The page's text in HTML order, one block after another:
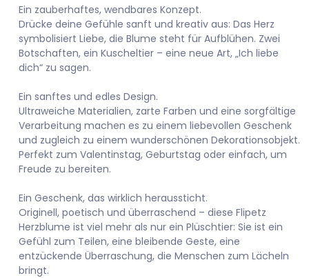
Ein zauberhaftes, wendbares Konzept.
Drücke deine Gefühle sanft und kreativ aus: Das Herz
symbolisiert Liebe, die Blume steht für Aufblühen. Zwei
Botschaften, ein Kuscheltier – eine neue Art, „Ich liebe
dich“ zu sagen.
Ein sanftes und edles Design.
Ultraweiche Materialien, zarte Farben und eine sorgfältige
Verarbeitung machen es zu einem liebevollen Geschenk
und zugleich zu einem wunderschönen Dekorationsobjekt.
Perfekt zum Valentinstag, Geburtstag oder einfach, um
Freude zu bereiten.
Ein Geschenk, das wirklich heraussticht.
Originell, poetisch und überraschend – diese Flipetz
Herzblume ist viel mehr als nur ein Plüschtier: Sie ist ein
Gefühl zum Teilen, eine bleibende Geste, eine
entzückende Überraschung, die Menschen zum Lächeln
bringt.